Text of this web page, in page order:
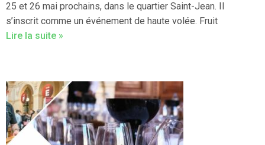
25 et 26 mai prochains, dans le quartier Saint-Jean. Il
s’inscrit comme un événement de haute volée. Fruit
Lire la suite »